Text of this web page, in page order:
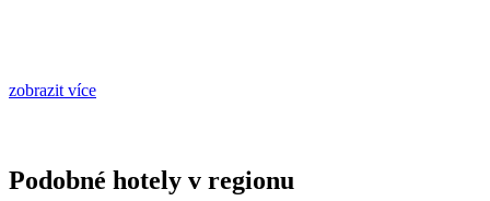
zobrazit více
Podobné hotely v regionu